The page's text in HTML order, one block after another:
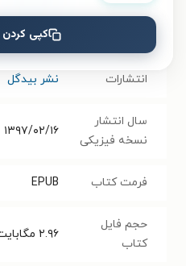
نصراله
انتشارات نشر بیدگل
سال انتشار
نسخه فیزیکی
۱۳۹۷/۰۲/۱۶
فرمت کتاب EPUB
حجم فایل
کتاب
۲.۹۶
کپی